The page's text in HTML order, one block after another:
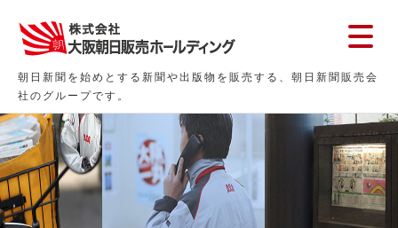
朝日新聞を始めとする新聞や出版物を販売する、朝日新聞販売会
社のグループです。